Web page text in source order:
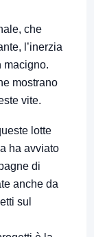
che
l’inerzia
macigno.
mostrano
vite.
lotte
ha avviato
di
anche da
sul